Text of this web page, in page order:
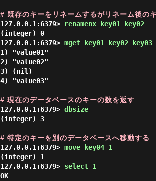
# 既存のキーをリネームするがリネーム後の
127.0.0.1:6379>
renamenx key01 key02
(integer) 0
127.0.0.1:6379> mget key01 key02 key03
1) "value01"
2) "value02"
3) (nil)
4) "value03"
# 現在のデータベースのキーの数を返す
127.0.0.1:6379> dbsize
(integer) 3
# 特定のキーを別のデータベースへ移動する
127.0.0.1:6379> move key04 1
(integer) 1
127.0.0.1:6379> select 1
OK